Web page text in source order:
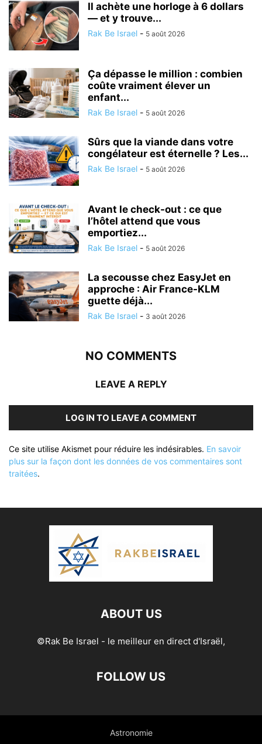
Il achète une horloge à 6 dollars
— et y trouve...
Rak Be Israel - 5 août 2026
Ça dépasse le million : combien
coûte vraiment élever un
enfant...
Rak Be Israel - 5 août 2026
Sûrs que la viande dans votre
congélateur est éternelle ? Les...
Rak Be Israel - 5 août 2026
Avant le check-out : ce que
l’hôtel attend que vous
emportiez...
Rak Be Israel - 5 août 2026
La secousse chez EasyJet en
approche : Air France-KLM
guette déjà...
Rak Be Israel - 3 août 2026
NO COMMENTS
LEAVE A REPLY
LOG IN TO LEAVE A COMMENT
Ce site utilise Akismet pour réduire les indésirables. En savoir
plus sur la façon dont les données de vos commentaires sont
traitées.
ABOUT US
©Rak Be Israel - le meilleur en direct d'Israël,
FOLLOW US
Astronomie